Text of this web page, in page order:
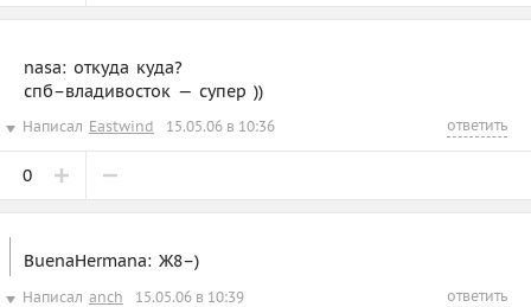
nasa: откуда куда?
спб–владивосток — супер ))
Написал Eastwind 15.05.06 в 10:36 ответить
0
BuenaHermana: Ж8–)
Написал anch 15.05.06 в 10:39 ответить